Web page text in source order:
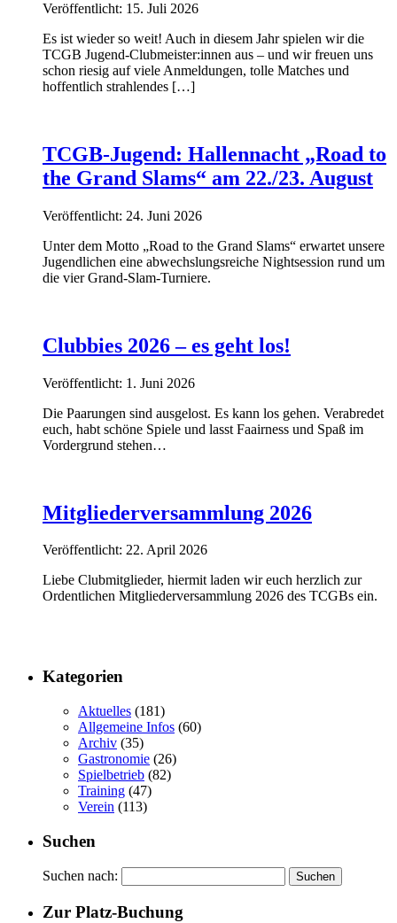
Veröffentlicht: 15. Juli 2026
Es ist wieder so weit! Auch in diesem Jahr spielen wir die
TCGB Jugend-Clubmeister:innen aus – und wir freuen uns
schon riesig auf viele Anmeldungen, tolle Matches und
hoffentlich strahlendes […]
TCGB-Jugend: Hallennacht „Road to
the Grand Slams“ am 22./23. August
Veröffentlicht: 24. Juni 2026
Unter dem Motto „Road to the Grand Slams“ erwartet unsere
Jugendlichen eine abwechslungsreiche Nightsession rund um
die vier Grand-Slam-Turniere.
Clubbies 2026 – es geht los!
Veröffentlicht: 1. Juni 2026
Die Paarungen sind ausgelost. Es kann los gehen. Verabredet
euch, habt schöne Spiele und lasst Faairness und Spaß im
Vordergrund stehen…
Mitgliederversammlung 2026
Veröffentlicht: 22. April 2026
Liebe Clubmitglieder, hiermit laden wir euch herzlich zur
Ordentlichen Mitgliederversammlung 2026 des TCGBs ein.
Kategorien
Aktuelles (181)
Allgemeine Infos (60)
Archiv (35)
Gastronomie (26)
Spielbetrieb (82)
Training (47)
Verein (113)
Suchen
Suchen nach:
Zur Platz-Buchung